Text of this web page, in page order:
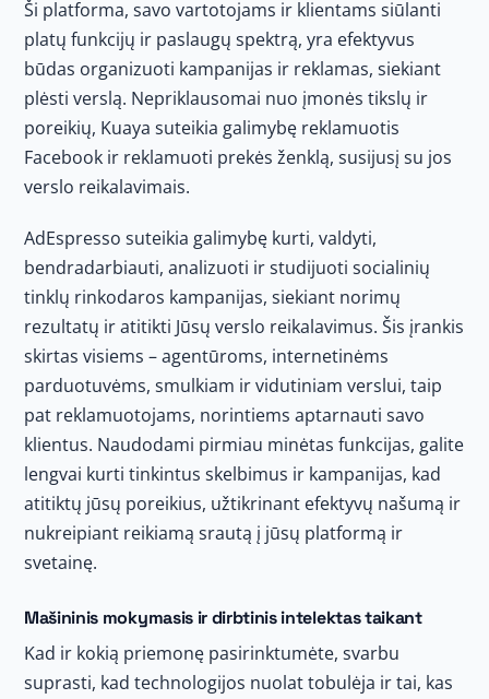
Ši platforma, savo vartotojams ir klientams siūlanti
platų funkcijų ir paslaugų spektrą, yra efektyvus
būdas organizuoti kampanijas ir reklamas, siekiant
plėsti verslą. Nepriklausomai nuo įmonės tikslų ir
poreikių, Kuaya suteikia galimybę reklamuotis
Facebook ir reklamuoti prekės ženklą, susijusį su jos
verslo reikalavimais.
AdEspresso suteikia galimybę kurti, valdyti,
bendradarbiauti, analizuoti ir studijuoti socialinių
tinklų rinkodaros kampanijas, siekiant norimų
rezultatų ir atitikti Jūsų verslo reikalavimus. Šis įrankis
skirtas visiems – agentūroms, internetinėms
parduotuvėms, smulkiam ir vidutiniam verslui, taip
pat reklamuotojams, norintiems aptarnauti savo
klientus. Naudodami pirmiau minėtas funkcijas, galite
lengvai kurti tinkintus skelbimus ir kampanijas, kad
atitiktų jūsų poreikius, užtikrinant efektyvų našumą ir
nukreipiant reikiamą srautą į jūsų platformą ir
svetainę.
Mašininis mokymasis ir dirbtinis intelektas taikant
Kad ir kokią priemonę pasirinktumėte, svarbu
suprasti, kad technologijos nuolat tobulėja ir tai, kas